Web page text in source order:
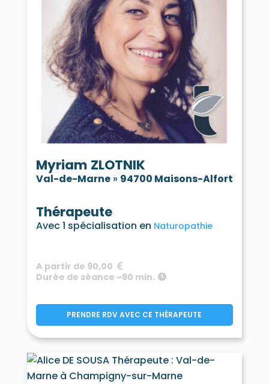
Myriam ZLOTNIK
Val-de-Marne» 94700 Maisons-Alfort
Thérapeute
Avec 1 spécialisation en Naturopathie
A partir de 90,00
Durée de séance ~90 min.
PRENDRE RDV AVEC CE THÉRAPEUTE